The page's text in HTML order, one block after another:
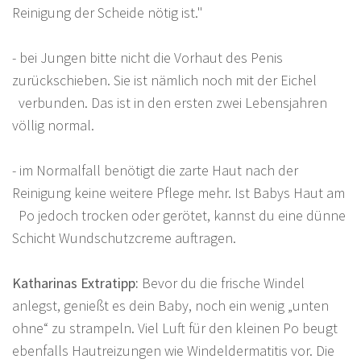
Reinigung der Scheide nötig ist."
- bei Jungen bitte nicht die Vorhaut des Penis
zurückschieben. Sie ist nämlich noch mit der Eichel
verbunden. Das ist in den ersten zwei Lebensjahren
völlig normal.
- im Normalfall benötigt die zarte Haut nach der
Reinigung keine weitere Pflege mehr. Ist Babys Haut am
Po jedoch trocken oder gerötet, kannst du eine dünne
Schicht Wundschutzcreme auftragen.
Katharinas Extratipp: Bevor du die frische Windel
anlegst, genießt es dein Baby, noch ein wenig „unten
ohne“ zu strampeln. Viel Luft für den kleinen Po beugt
ebenfalls Hautreizungen wie Windeldermatitis vor. Die